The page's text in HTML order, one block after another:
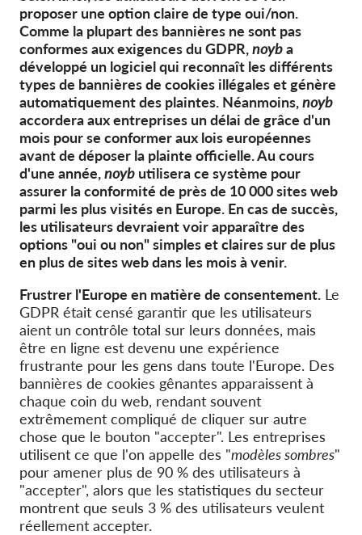
proposer une option claire de type oui/non.
Comme la plupart des bannières ne sont pas
conformes aux exigences du GDPR,noyba
développé un logiciel qui reconnaît les différents
types de bannières de cookies illégales et génère
automatiquement des plaintes. Néanmoins,noyb
accordera aux entreprises un délai de grâce d'un
mois pour se conformer aux lois européennes
avant de déposer la plainte officielle. Au cours
d'une année,noyb utilisera ce système pour
assurer la conformité de près de 10 000 sites web
parmi les plus visités en Europe. En cas de succès,
les utilisateurs devraient voir apparaître des
options "oui ou non" simples et claires sur de plus
en plus de sites web dans les mois à venir.
Frustrer l'Europe en matière de consentement. Le
GDPR était censé garantir que les utilisateurs
aient un contrôle total sur leurs données, mais
être en ligne est devenu une expérience
frustrante pour les gens dans toute l'Europe. Des
bannières de cookies gênantes apparaissent à
chaque coin du web, rendant souvent
extrêmement compliqué de cliquer sur autre
chose que le bouton "accepter". Les entreprises
utilisent ce que l'on appelle des "modèles sombres"
pour amener plus de 90 % des utilisateurs à
"accepter", alors que les statistiques du secteur
montrent que seuls 3 % des utilisateurs veulent
réellement accepter.